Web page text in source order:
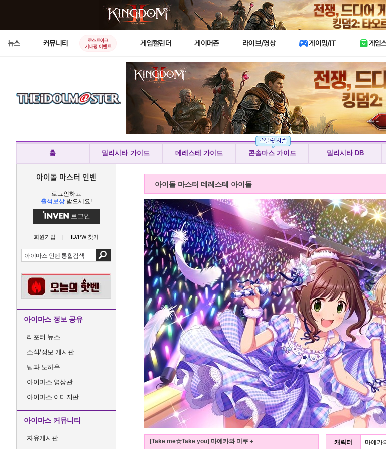
뉴스 커뮤니티
로스트아크
기대평 이벤트
게임캘린더 게이머존 라이브/영상 게이밍/IT 게임
홈 밀리시타 가이드 데레스테 가이드 콘솔마스 가이드 밀리시타 DB
아이돌 마스터 인벤
로그인하고
출석보상 받으세요!
로그인
회원가입 ID/PW 찾기
아이마스 정보 공유
리포터 뉴스
소식/정보 게시판
팁과 노하우
아이마스 영상관
아이마스 이미지판
아이마스 커뮤니티
자유게시판
아이돌 마스터 데레스테 아이돌
[Take me☆Take you] 마에카와 미쿠＋ 캐릭터 마에카